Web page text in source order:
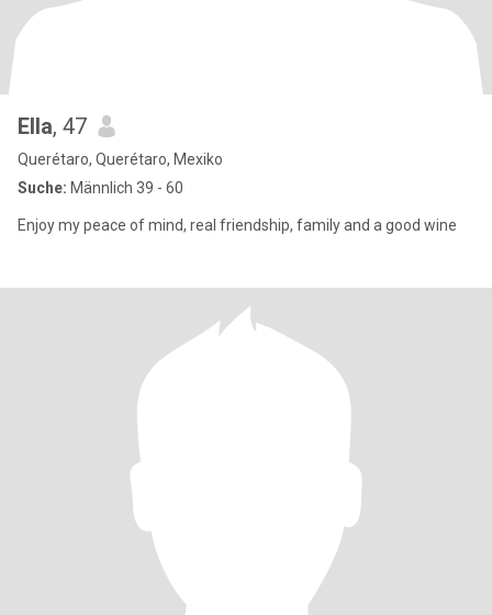
Ella, 47
Querétaro, Querétaro, Mexiko
Suche: Männlich 39 - 60
Enjoy my peace of mind, real friendship, family and a good wine